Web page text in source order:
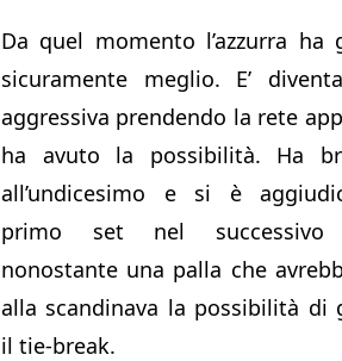
Da quel momento l’azzurra ha
sicuramente meglio. E’
aggressiva prendendo la rete
ha avuto la possibilità. Ha
all’undicesimo e si è
primo set nel successivo
nonostante una palla che
alla scandinava la possibilità di
il tie-break.